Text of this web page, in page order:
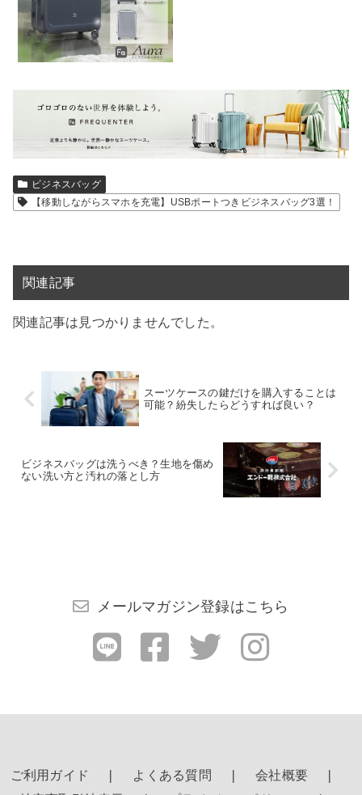
ビジネスバッグ
【移動しながらスマホを充電】USBポートつきビジネスバッグ3選！
関連記事
関連記事は見つかりませんでした。
スーツケースの鍵だけを購入することは
可能？紛失したらどうすれば良い？
ビジネスバッグは洗うべき？生地を傷め
ない洗い方と汚れの落とし方
メールマガジン登録はこちら
ご利用ガイド よくある質問
会社概要